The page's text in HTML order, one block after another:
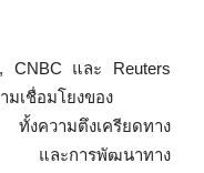
CNBC และ Reuters
มเชื่อมโยงของ
ความตึงเครียดทาง
และการพัฒนาทาง